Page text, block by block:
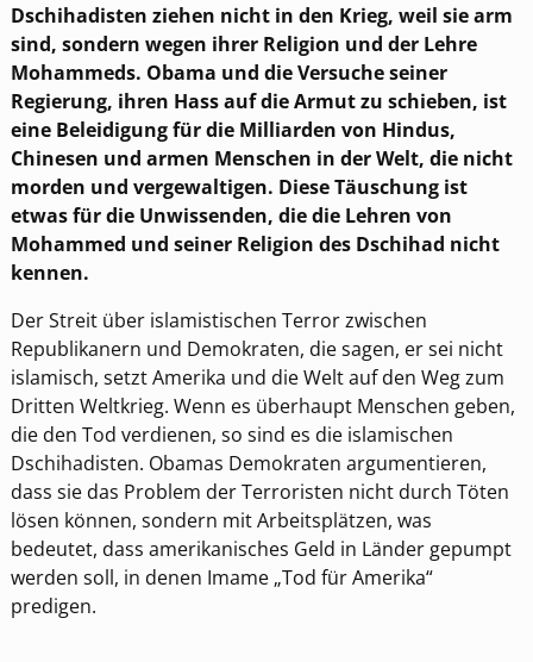
Dschihadisten ziehen nicht in den Krieg, weil sie arm
sind, sondern wegen ihrer Religion und der Lehre
Mohammeds. Obama und die Versuche seiner
Regierung, ihren Hass auf die Armut zu schieben, ist
eine Beleidigung für die Milliarden von Hindus,
Chinesen und armen Menschen in der Welt, die nicht
morden und vergewaltigen. Diese Täuschung ist
etwas für die Unwissenden, die die Lehren von
Mohammed und seiner Religion des Dschihad nicht
kennen.
Der Streit über islamistischen Terror zwischen
Republikanern und Demokraten, die sagen, er sei nicht
islamisch, setzt Amerika und die Welt auf den Weg zum
Dritten Weltkrieg. Wenn es überhaupt Menschen geben,
die den Tod verdienen, so sind es die islamischen
Dschihadisten. Obamas Demokraten argumentieren,
dass sie das Problem der Terroristen nicht durch Töten
lösen können, sondern mit Arbeitsplätzen, was
bedeutet, dass amerikanisches Geld in Länder gepumpt
werden soll, in denen Imame „Tod für Amerika“
predigen.